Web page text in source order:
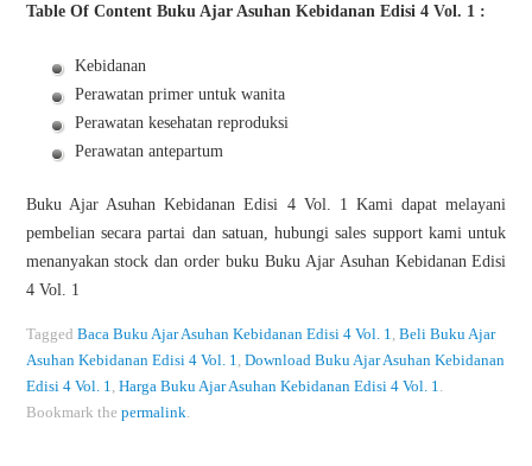
Table Of Content Buku Ajar Asuhan Kebidanan Edisi 4 Vol. 1 :
Kebidanan
Perawatan primer untuk wanita
Perawatan kesehatan reproduksi
Perawatan antepartum
Buku Ajar Asuhan Kebidanan Edisi 4 Vol. 1 Kami dapat melayani
pembelian secara partai dan satuan, hubungi sales support kami untuk
menanyakan stock dan order buku Buku Ajar Asuhan Kebidanan Edisi
4 Vol. 1
Tagged Baca Buku Ajar Asuhan Kebidanan Edisi 4 Vol. 1 Beli Buku Ajar
Asuhan Kebidanan Edisi 4 Vol. 1 Download Buku Ajar Asuhan Kebidanan
Edisi 4 Vol. 1 Harga Buku Ajar Asuhan Kebidanan Edisi 4 Vol. 1
Bookmark the permalink